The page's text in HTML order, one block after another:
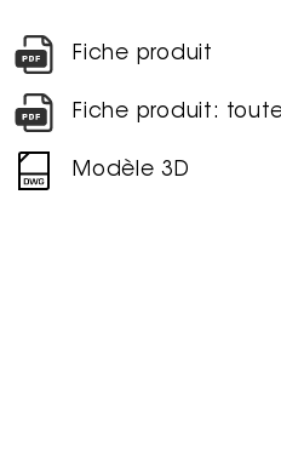
Fiche produit
Fiche produit:
Modèle 3D